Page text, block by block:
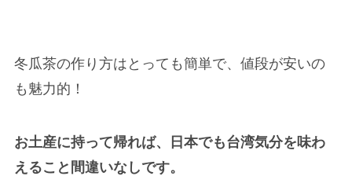
冬瓜茶の作り方はとっても簡単で、値段が安いの
も魅力的！
お土産に持って帰れば、日本でも台湾気分を味わ
えること間違いなしです。